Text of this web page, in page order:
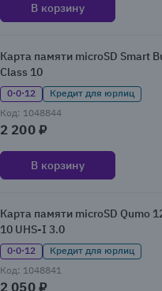
В корзину
Карта памяти microSD Smart
Class 10
0·0·12
Кредит для юрлиц
Код: 1048844
2 200 ₽
В корзину
Карта памяти microSD Qumo
10 UHS-I 3.0
0·0·12
Кредит для юрлиц
Код: 1048841
2 050 ₽